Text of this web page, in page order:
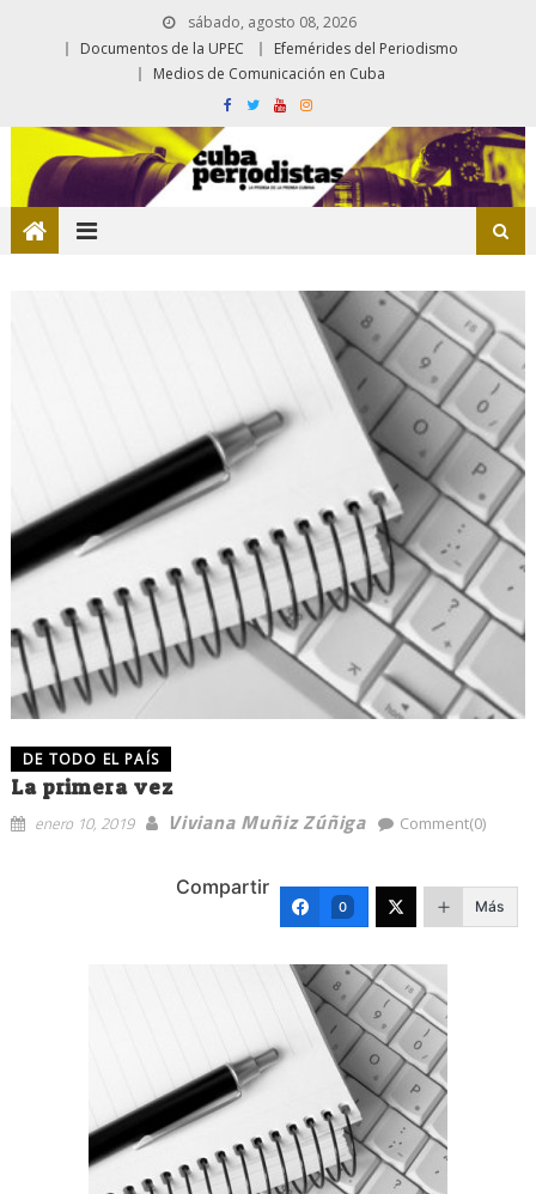
sábado, agosto 08, 2026
Documentos de la UPEC
Efemérides del Periodismo
Medios de Comunicación en Cuba
DE TODO EL PAÍS
La primera vez
enero 10, 2019 Viviana Muñiz Zúñiga Comment(0)
Compartir
0 Más